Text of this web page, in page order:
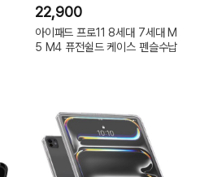
22,900
아이패드 프로11 8세대 7세대 M
5 M4 퓨전쉴드 케이스 펜슬수납